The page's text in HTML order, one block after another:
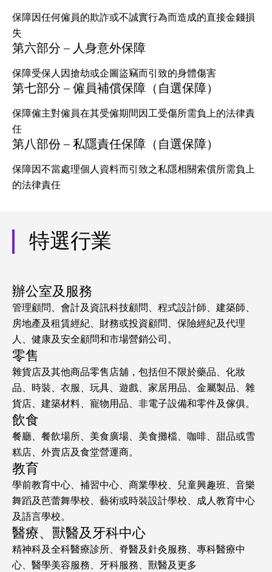
保障因任何僱員的欺詐或不誠實行為而造成的直接金錢損
失
第六部分 — 人身意外保障
保障受保人因搶劫或企圖盜竊而引致的身體傷害
第七部分 — 僱員補償保障（自選保障）
保障僱主對僱員在其受僱期間因工受傷所需負上的法律責
任
第八部份 — 私隱責任保障（自選保障）
保障因不當處理個人資料而引致之私隱相關索償所需負上
的法律責任
特選行業
辦公室及服務
管理顧問、會計及資訊科技顧問、程式設計師、建築師、
房地產及租賃經紀、財務或投資顧問、保險經紀及代理
人、健康及安全顧問和市場營銷公司。
零售
雜貨店及其他商品零售店舖，包括但不限於藥品、化妝
品、時裝、衣服、玩具、遊戲、家居用品、金屬製品、雜
貨店、建築材料、寵物用品、非電子設備和零件及傢俱。
飲食
餐廳、餐飲場所、美食廣場、美食攤檔、咖啡、甜品或雪
糕店、外賣店及食堂營運商。
教育
學前教育中心、補習中心、商業學校、兒童興趣班、音樂
舞蹈及芭蕾舞學校、藝術或時裝設計學校、成人教育中心
及語言學校。
醫療、獸醫及牙科中心
精神科及全科醫療診所、脊醫及針灸服務、專科醫療中
心、醫學美容服務、牙科服務、獸醫及更多